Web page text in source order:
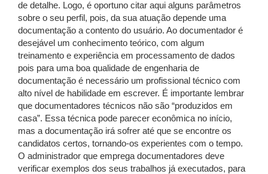
de detalhe. Logo, é oportuno citar aqui alguns parâmetros
sobre o seu perfil, pois, da sua atuação depende uma
documentação a contento do usuário. Ao documentador é
desejável um conhecimento teórico, com algum
treinamento e experiência em processamento de dados
pois para uma boa qualidade de engenharia de
documentação é necessário um profissional técnico com
alto nível de habilidade em escrever. É importante lembrar
que documentadores técnicos não são “produzidos em
casa”. Essa técnica pode parecer econômica no início,
mas a documentação irá sofrer até que se encontre os
candidatos certos, tornando-os experientes com o tempo.
O administrador que emprega documentadores deve
verificar exemplos dos seus trabalhos já executados, para